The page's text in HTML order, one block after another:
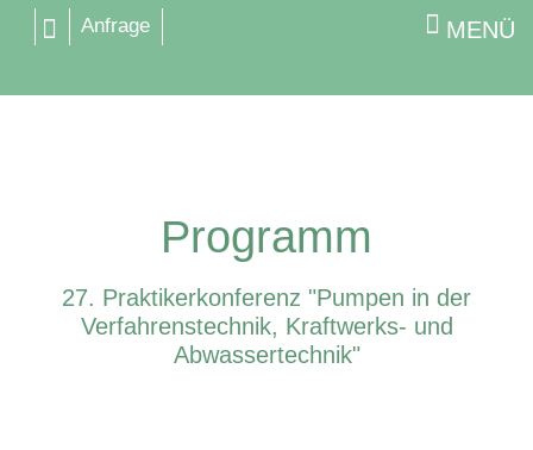
MENÜ
Anfrage
Programm
27. Praktikerkonferenz "Pumpen in der
Verfahrenstechnik, Kraftwerks- und
Abwassertechnik"